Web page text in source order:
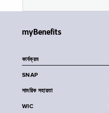
myBenefits
কার্যক্রম
SNAP
সাময়িক সহায়তা
WIC